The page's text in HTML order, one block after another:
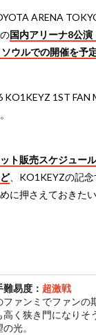
ARENA
国内アリーナ8公
ウルでの開催を予
KO1KEYZ 1ST FAN
ト販売スケジュー
、KO1KEYZの記
に押さえておきた
難易度： 超激戦
ファンミでファンの
高く狭き門になりそ
光。